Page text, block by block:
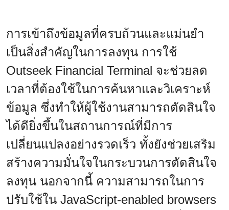
การเข้าถึงข้อมูลที่ครบถ้วนและแม่นยำ
เป็นสิ่งสำคัญในการลงทุน การใช้
Outseek Financial Terminal จะช่วยลด
เวลาที่ต้องใช้ในการค้นหาและวิเคราะห์
ข้อมูล ซึ่งทำให้ผู้ใช้งานสามารถตัดสินใจ
ได้ดียิ่งขึ้นในสถานการณ์ที่มีการ
เปลี่ยนแปลงอย่างรวดเร็ว ทั้งยังช่วยเสริม
สร้างความมั่นใจในกระบวนการตัดสินใจ
ลงทุน นอกจากนี้ ความสามารถในการ
ปรับใช้ใน JavaScript-enabled browsers